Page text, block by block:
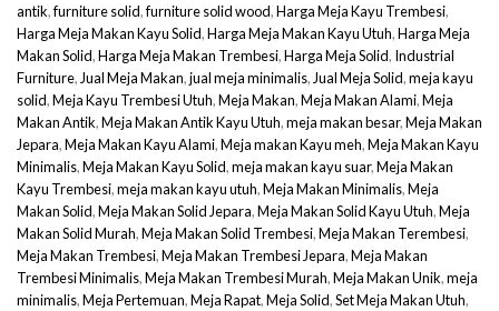
antik,furniture solid,furniture solid wood,Harga Meja Kayu Trembesi,
Harga Meja Makan Kayu Solid,Harga Meja Makan Kayu Utuh,Harga Meja
Makan Solid,Harga Meja Makan Trembesi,Harga Meja Solid, Industrial
Furniture, Jual Meja Makan,jual meja minimalis, Jual Meja Solid,meja kayu
solid,Meja Kayu Trembesi Utuh,Meja Makan,Meja Makan Alami,Meja
Makan Antik,Meja Makan Antik Kayu Utuh,meja makan besar,Meja Makan
Jepara,Meja Makan Kayu Alami,Meja makan Kayu meh,Meja Makan Kayu
Minimalis,Meja Makan Kayu Solid,meja makan kayu suar,Meja Makan
Kayu Trembesi,meja makan kayu utuh,Meja Makan Minimalis,Meja
Makan Solid,Meja Makan Solid Jepara,Meja Makan Solid Kayu Utuh,Meja
Makan Solid Murah,Meja Makan Solid Trembesi,Meja Makan Terembesi,
Meja Makan Trembesi,Meja Makan Trembesi Jepara,Meja Makan
Trembesi Minimalis,Meja Makan Trembesi Murah,Meja Makan Unik,meja
minimalis,Meja Pertemuan,Meja Rapat,Meja Solid,Set Meja Makan Utuh,